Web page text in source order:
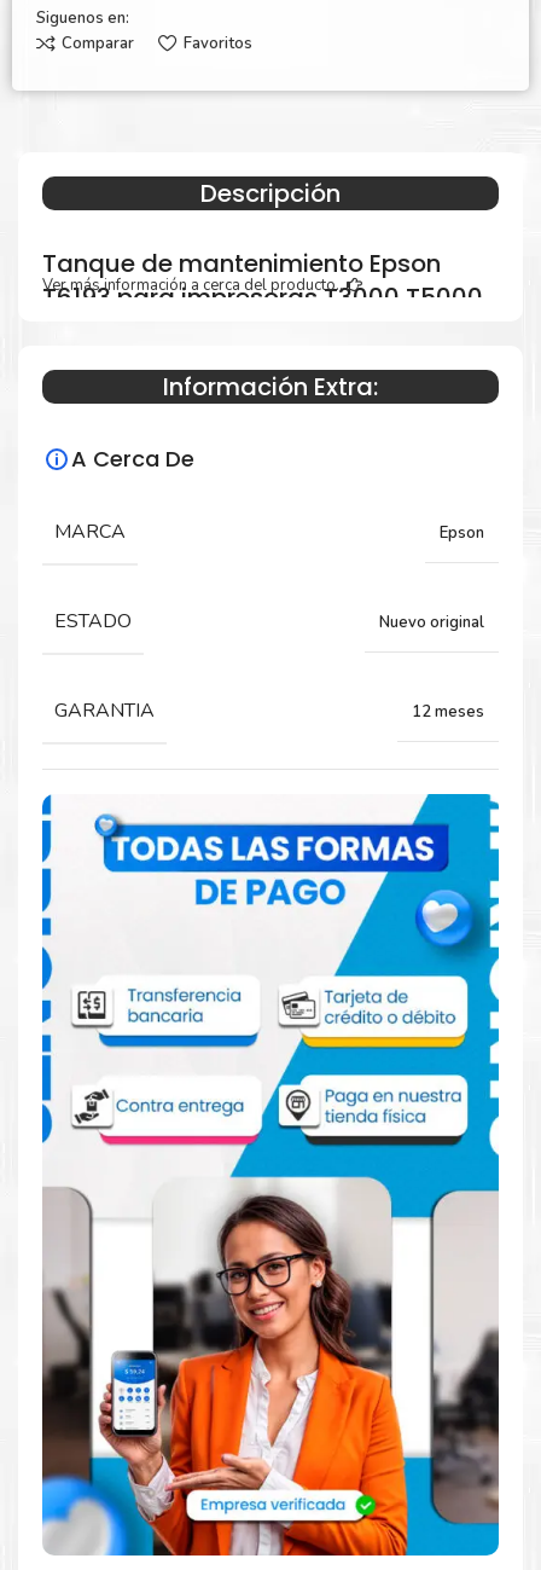
Siguenos en:
Comparar
Favoritos
Descripción
Tanque de mantenimiento Epson
T6193 para impresoras T3000 T5000
Caja de Mantenimiento para impresora
Epson SureColor T3000, T5000, T7000.
Comprar Tanque de mantenimiento
Epson T6193 para impresoras T3000
T5000 T7000
Aprovecha nuestra experiencia y atención para adquirir tus
productos. Tenemos promociones todos los dias. Escríbenos o
visítanos hoy para encontrar la solución perfecta para tu
, como laTanque de mantenimiento Epson
T6193 para impresoras T3000 T5000 T7000
Dónde comprar Caja de Mantenimiento
para impresoras T3000 T5000 T7000 en
Lima o para provincia
Tienda autorizada por Epson. Descubre la mejor manera de
abastecerte deTanque de mantenimiento Epson T6193 para
impresoras T3000 T5000 T7000
. Ofrecemos una amplia
selección de productos originales que garantizan un rendimiento
óptimo y duradero para tus necesidades de impresión.
Ver más información a cerca del producto...
Información Extra:
A Cerca De
MARCA Epson
ESTADO Nuevo original
GARANTIA 12 meses